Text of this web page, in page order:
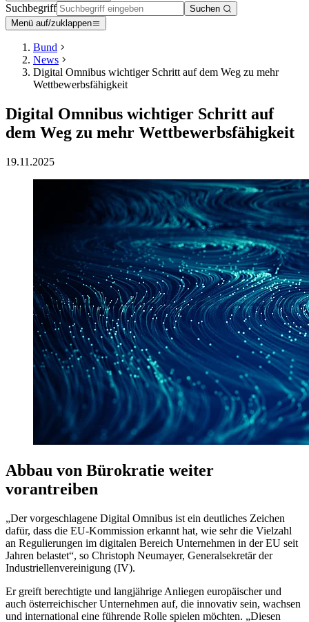
Suchbegriff
Suchen
Menü auf/zuklappen
Bund
News
Digital Omnibus wichtiger Schritt auf dem Weg zu mehr
Wettbewerbsfähigkeit
Digital Omnibus wichtiger Schritt auf
dem Weg zu mehr Wettbewerbsfähigkeit
19.11.2025
Abbau von Bürokratie weiter
vorantreiben
„Der vorgeschlagene Digital Omnibus ist ein deutliches Zeichen
dafür, dass die EU-Kommission erkannt hat, wie sehr die Vielzahl
an Regulierungen im digitalen Bereich Unternehmen in der EU seit
Jahren belastet“, so Christoph Neumayer, Generalsekretär der
Industriellenvereinigung (IV).
Er greift berechtigte und langjährige Anliegen europäischer und
auch österreichischer Unternehmen auf, die innovativ sein, wachsen
und international eine führende Rolle spielen möchten. „Diesen